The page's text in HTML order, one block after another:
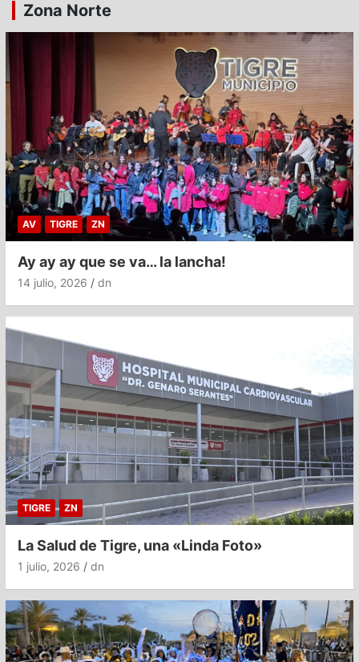
Zona Norte
AV TIGRE ZN
Ay ay ay que se va… la lancha!
14 julio, 2026 dn
TIGRE ZN
La Salud de Tigre, una «Linda Foto»
1 julio, 2026 dn